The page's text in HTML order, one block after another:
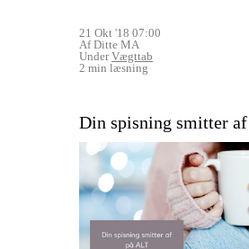
21 Okt '18 07:00
Af Ditte MA
UnderVægttab
2 min læsning
Din spisning smitter